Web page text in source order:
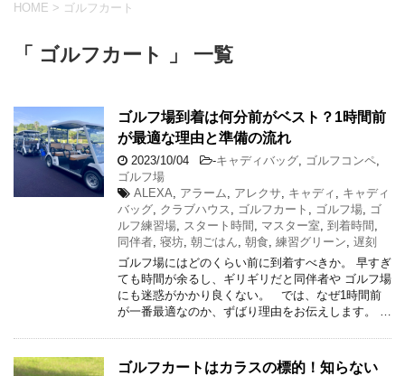
HOME > ゴルフカート
「 ゴルフカート 」 一覧
ゴルフ場到着は何分前がベスト？1時間前
が最適な理由と準備の流れ
2023/10/04 -キャディバッグ ゴルフコンペ
ゴルフ場
ALEXA
アラーム アレクサ キャディ
キャディ
バッグ クラブハウス ゴルフカート ゴルフ場
ゴ
ルフ練習場
スタート時間 マスター室 到着時間
同伴者 寝坊 朝ごはん 朝食 練習グリーン 遅刻
ゴルフ場にはどのくらい前に到着すべきか。 早すぎ
ても時間が余るし、ギリギリだと同伴者や ゴルフ場
にも迷惑がかかり良くない。 では、なぜ1時間前
が一番最適なのか、ずばり理由をお伝えします。 …
ゴルフカートはカラスの標的！知らない